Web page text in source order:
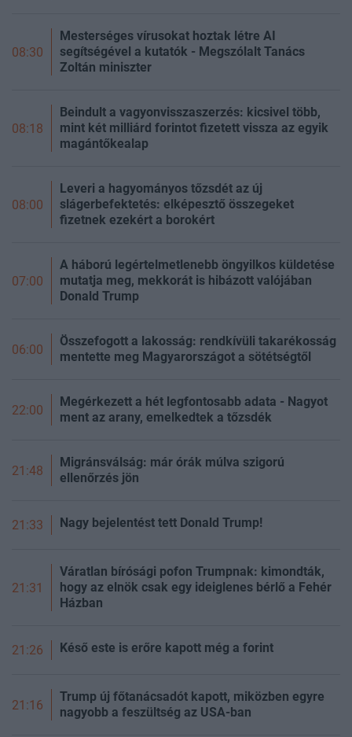
08:30
Mesterséges vírusokat hoztak létre AI
segítségével a kutatók - Megszólalt Tanács
Zoltán miniszter
08:18
Beindult a vagyonvisszaszerzés: kicsivel több,
mint két milliárd forintot fizetett vissza az egyik
magántőkealap
08:00
Leveri a hagyományos tőzsdét az új
slágerbefektetés: elképesztő összegeket
fizetnek ezekért a borokért
07:00
A háború legértelmetlenebb öngyilkos küldetése
mutatja meg, mekkorát is hibázott valójában
Donald Trump
06:00
Összefogott a lakosság: rendkívüli takarékosság
mentette meg Magyarországot a sötétségtől
22:00
Megérkezett a hét legfontosabb adata - Nagyot
ment az arany, emelkedtek a tőzsdék
21:48
Migránsválság: már órák múlva szigorú
ellenőrzés jön
21:33 Nagy bejelentést tett Donald Trump!
21:31
Váratlan bírósági pofon Trumpnak: kimondták,
hogy az elnök csak egy ideiglenes bérlő a Fehér
Házban
21:26 Késő este is erőre kapott még a forint
21:16
Trump új főtanácsadót kapott, miközben egyre
nagyobb a feszültség az USA-ban